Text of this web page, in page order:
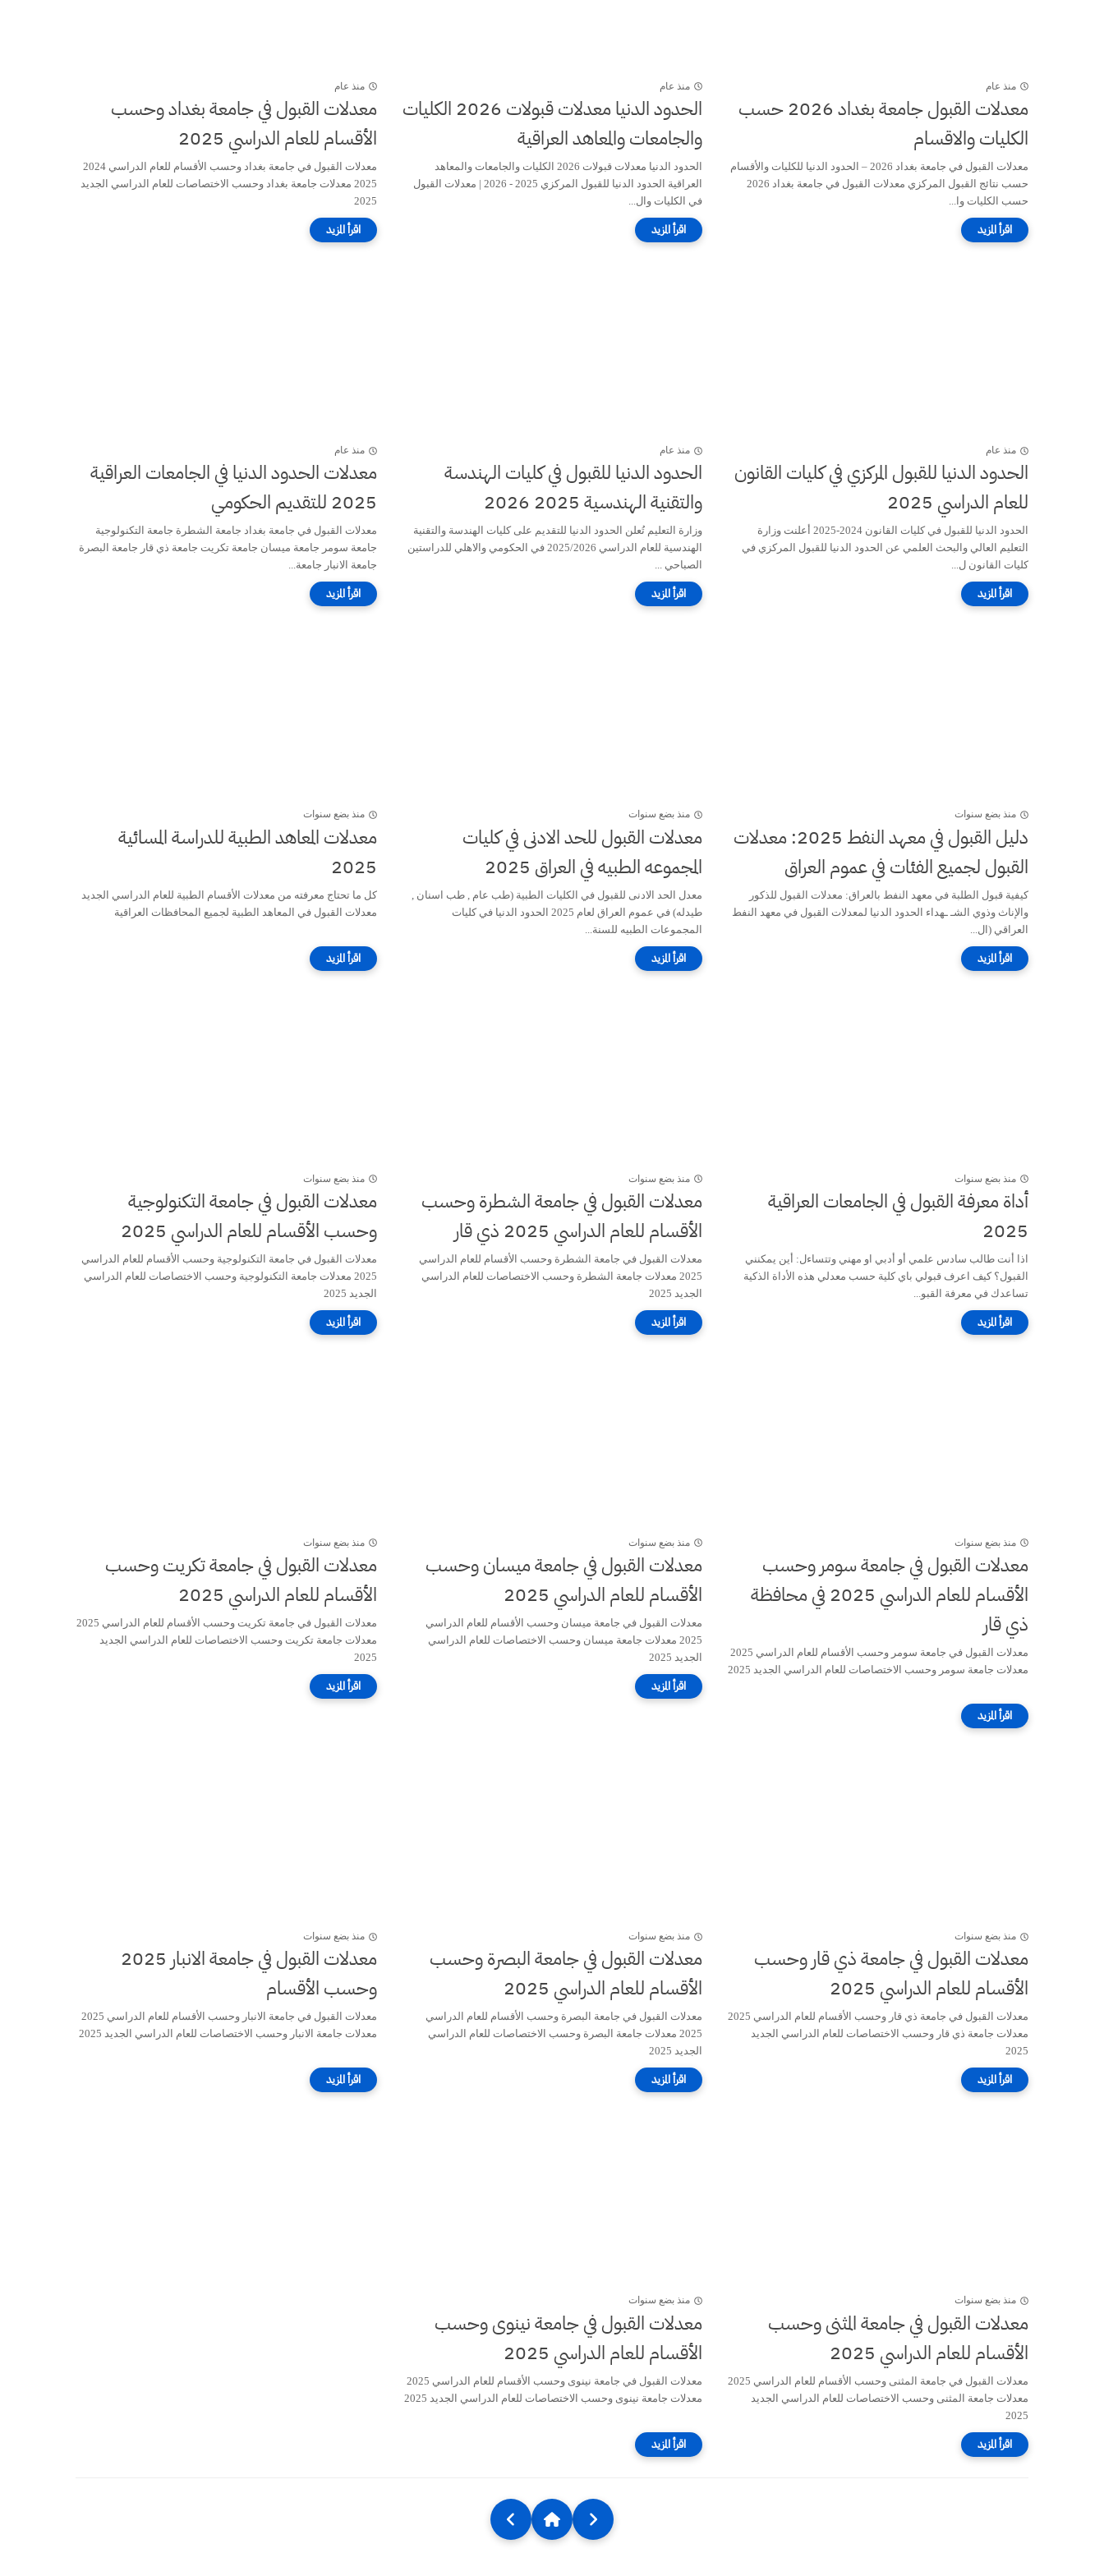
منذ عام
معدلات القبول جامعة بغداد 2026 حسب
الكليات والاقسام
معدلات القبول في جامعة بغداد 2026 – الحدود الدنيا للكليات والأقسام
حسب نتائج القبول المركزي معدلات القبول في جامعة بغداد 2026
حسب الكليات وا...
منذ عام
الحدود الدنيا معدلات قبولات 2026 الكليات
والجامعات والمعاهد العراقية
الحدود الدنيا معدلات قبولات 2026 الكليات والجامعات والمعاهد
العراقية الحدود الدنيا للقبول المركزي 2025 - 2026 | معدلات القبول
في الكليات وال...
منذ عام
معدلات القبول في جامعة بغداد وحسب
الأقسام للعام الدراسي 2025
معدلات القبول في جامعة بغداد وحسب الأقسام للعام الدراسي 2024
2025 معدلات جامعة بغداد وحسب الاختصاصات للعام الدراسي الجديد
2025
منذ عام
الحدود الدنيا للقبول المركزي في كليات القانون
للعام الدراسي 2025
الحدود الدنيا للقبول في كليات القانون 2024-2025 أعلنت وزارة
التعليم العالي والبحث العلمي عن الحدود الدنيا للقبول المركزي في
كليات القانون ل...
منذ عام
الحدود الدنيا للقبول في كليات الهندسة
والتقنية الهندسية 2025 2026
وزارة التعليم تُعلن الحدود الدنيا للتقديم على كليات الهندسة والتقنية
الهندسية للعام الدراسي 2025/2026 في الحكومي والاهلي للدراستين
الصباحي ...
منذ عام
معدلات الحدود الدنيا في الجامعات العراقية
2025 للتقديم الحكومي
معدلات القبول في جامعة بغداد جامعة الشطرة جامعة التكنولوجية
جامعة سومر جامعة ميسان جامعة تكريت جامعة ذي قار جامعة البصرة
جامعة الانبار جامعة...
منذ بضع سنوات
دليل القبول في معهد النفط 2025: معدلات
القبول لجميع الفئات في عموم العراق
كيفية قبول الطلبة في معهد النفط بالعراق: معدلات القبول للذكور
والإناث وذوي الشـ ـهداء الحدود الدنيا لمعدلات القبول في معهد النفط
العراقي (ال...
منذ بضع سنوات
معدلات القبول للحد الادنى في كليات
المجموعه الطبيه في العراق 2025
معدل الحد الادنى للقبول في الكليات الطبية (طب عام , طب اسنان ,
طيدله) في عموم العراق لعام 2025 الحدود الدنيا في كليات
المجموعات الطبيه للسنة...
منذ بضع سنوات
معدلات المعاهد الطبية للدراسة المسائية
2025
كل ما تحتاج معرفته من معدلات الأقسام الطبية للعام الدراسي الجديد
معدلات القبول في المعاهد الطبية لجميع المحافظات العراقية
منذ بضع سنوات
أداة معرفة القبول في الجامعات العراقية
2025
اذا أنت طالب سادس علمي أو أدبي او مهني وتتساءل: أين يمكنني
القبول؟ كيف اعرف قبولي باي كلية حسب معدلي هذه الأداة الذكية
تساعدك في معرفة القبو...
منذ بضع سنوات
معدلات القبول في جامعة الشطرة وحسب
الأقسام للعام الدراسي 2025 ذي قار
معدلات القبول في جامعة الشطرة وحسب الأقسام للعام الدراسي
2025 معدلات جامعة الشطرة وحسب الاختصاصات للعام الدراسي
الجديد 2025
منذ بضع سنوات
معدلات القبول في جامعة التكنولوجية
وحسب الأقسام للعام الدراسي 2025
معدلات القبول في جامعة التكنولوجية وحسب الأقسام للعام الدراسي
2025 معدلات جامعة التكنولوجية وحسب الاختصاصات للعام الدراسي
الجديد 2025
منذ بضع سنوات
معدلات القبول في جامعة سومر وحسب
الأقسام للعام الدراسي 2025 في محافظة
ذي قار
معدلات القبول في جامعة سومر وحسب الأقسام للعام الدراسي 2025
معدلات جامعة سومر وحسب الاختصاصات للعام الدراسي الجديد 2025
منذ بضع سنوات
معدلات القبول في جامعة ميسان وحسب
الأقسام للعام الدراسي 2025
معدلات القبول في جامعة ميسان وحسب الأقسام للعام الدراسي
2025 معدلات جامعة ميسان وحسب الاختصاصات للعام الدراسي
الجديد 2025
منذ بضع سنوات
معدلات القبول في جامعة تكريت وحسب
الأقسام للعام الدراسي 2025
معدلات القبول في جامعة تكريت وحسب الأقسام للعام الدراسي 2025
معدلات جامعة تكريت وحسب الاختصاصات للعام الدراسي الجديد
2025
منذ بضع سنوات
معدلات القبول في جامعة ذي قار وحسب
الأقسام للعام الدراسي 2025
معدلات القبول في جامعة ذي قار وحسب الأقسام للعام الدراسي 2025
معدلات جامعة ذي قار وحسب الاختصاصات للعام الدراسي الجديد
2025
منذ بضع سنوات
معدلات القبول في جامعة البصرة وحسب
الأقسام للعام الدراسي 2025
معدلات القبول في جامعة البصرة وحسب الأقسام للعام الدراسي
2025 معدلات جامعة البصرة وحسب الاختصاصات للعام الدراسي
الجديد 2025
منذ بضع سنوات
معدلات القبول في جامعة الانبار 2025
وحسب الأقسام
معدلات القبول في جامعة الانبار وحسب الأقسام للعام الدراسي 2025
معدلات جامعة الانبار وحسب الاختصاصات للعام الدراسي الجديد 2025
منذ بضع سنوات
معدلات القبول في جامعة المثنى وحسب
الأقسام للعام الدراسي 2025
معدلات القبول في جامعة المثنى وحسب الأقسام للعام الدراسي 2025
معدلات جامعة المثنى وحسب الاختصاصات للعام الدراسي الجديد
2025
منذ بضع سنوات
معدلات القبول في جامعة نينوى وحسب
الأقسام للعام الدراسي 2025
معدلات القبول في جامعة نينوى وحسب الأقسام للعام الدراسي 2025
معدلات جامعة نينوى وحسب الاختصاصات للعام الدراسي الجديد 2025